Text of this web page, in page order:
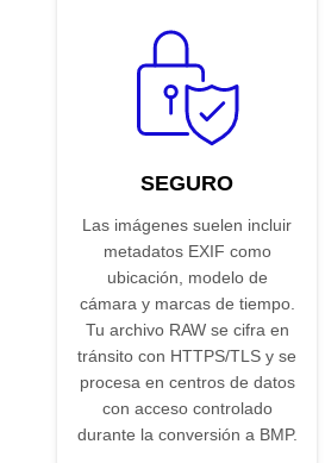
SEGURO
Las imágenes suelen incluir
metadatos EXIF como
ubicación, modelo de
cámara y marcas de tiempo.
Tu archivo RAW se cifra en
tránsito con HTTPS/TLS y se
procesa en centros de datos
con acceso controlado
durante la conversión a BMP.